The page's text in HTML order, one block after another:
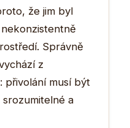
že jim byl
Správně
z
přivolání musí být
a